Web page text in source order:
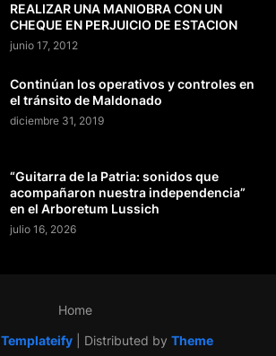
REALIZAR UNA MANIOBRA CON UN
CHEQUE EN PERJUICIO DE ESTACION
junio 17, 2012
Continúan los operativos y controles en
el tránsito de Maldonado
diciembre 31, 2019
“Guitarra de la Patria: sonidos que
acompañaron nuestra independencia”
en el Arboretum Lussich
julio 16, 2026
Templateify| Distributed by Theme
Home